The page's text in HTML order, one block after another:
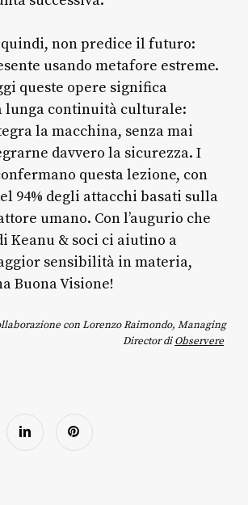
non predice il futuro:
usando metafore estreme.
queste opere significa
lunga continuità culturale:
la macchina, senza mai
davvero la sicurezza. I
questa lezione, con
94% degli attacchi basati sulla
umano. Con l’augurio che
Keanu & soci ci aiutino a
sensibilità in materia,
Buona Visione!
con Lorenzo Raimondo, Managing
Director diObservere